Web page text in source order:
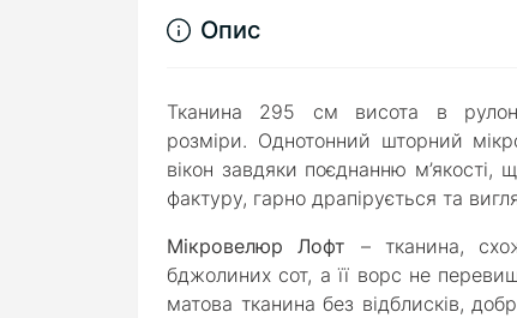
Опис
Тканина 295 см висота в
розміри. Однотонний шторний
вікон завдяки поєднанню м’якості,
фактуру, гарно драпірується та
Мікровелюр Лофт – тканина,
бджолиних сот, а її ворс не
матова тканина без відблисків,